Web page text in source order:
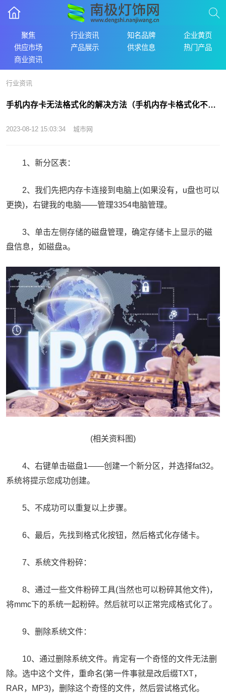
聚焦 行业资讯 知名品牌
企业黄页
供应市场
产品展示 供求信息
热门产品
商业资讯
行业资讯
手机内存卡无法格式化的解决方法（手机内存卡格式化不了）
2023-08-12 15:03:34 城市网
1、新分区表：
2、我们先把内存卡连接到电脑上(如果没有，u盘也可以
更换)，右键我的电脑——管理3354电脑管理。
3、单击左侧存储的磁盘管理，确定存储卡上显示的磁
盘信息，如磁盘a。
(相关资料图)
4、右键单击磁盘1——创建一个新分区，并选择fat32。
系统将提示您成功创建。
5、不成功可以重复以上步骤。
6、最后，先找到格式化按钮，然后格式化存储卡。
7、系统文件粉碎：
8、通过一些文件粉碎工具(当然也可以粉碎其他文件)，
将mmc下的系统一起粉碎。然后就可以正常完成格式化了。
9、删除系统文件：
10、通过删除系统文件。肯定有一个奇怪的文件无法删
除。选中这个文件，重命名(第一件事就是改后缀TXT，
RAR，MP3)，删除这个奇怪的文件，然后尝试格式化。